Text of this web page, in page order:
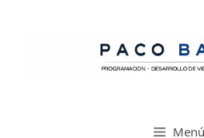
Menú